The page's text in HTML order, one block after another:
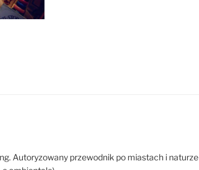
Autoryzowany przewodnik po miastach i naturze